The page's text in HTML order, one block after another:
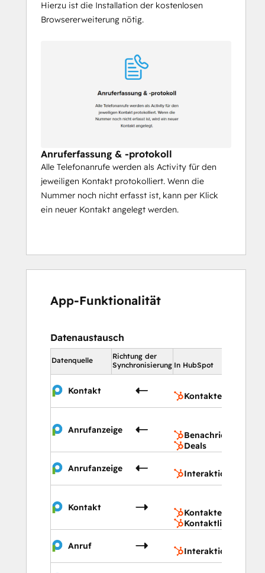
Hierzu ist die Installation der kostenlosen
Browsererweiterung nötig.
Anruferfassung & -protokoll
Alle Telefonanrufe werden als Activity für den
jeweiligen Kontakt protokolliert. Wenn die
Nummer noch nicht erfasst ist, kann per Klick
ein neuer Kontakt angelegt werden.
App-Funktionalität
Datenaustausch
Datenquelle
Richtung der
Synchronisierung In HubSpot
Kontakt
Kontakte
Anrufanzeige
Deals
Anrufanzeige
Interaktionen
Kontakt
Kontakte
Kontaktlisten
Anruf
Interaktionen